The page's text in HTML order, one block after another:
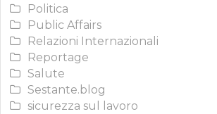
Politica
Public Affairs
Relazioni Internazionali
Reportage
Salute
Sestante.blog
sicurezza sul lavoro